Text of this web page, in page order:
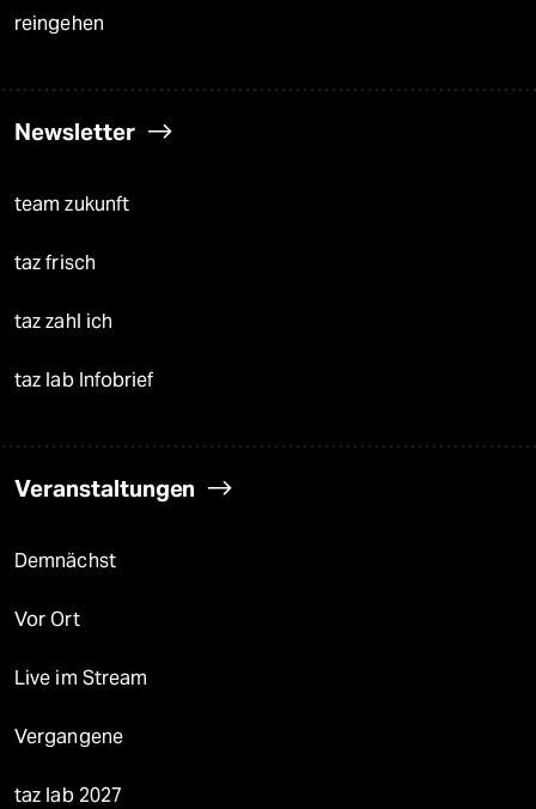
reingehen
Newsletter
team zukunft
taz frisch
taz zahl ich
taz lab Infobrief
Veranstaltungen
Demnächst
Vor Ort
Live im Stream
Vergangene
taz lab 2027